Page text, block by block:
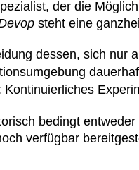
der die
steht eine
dessen, sich nur
bedingt
verfügbar